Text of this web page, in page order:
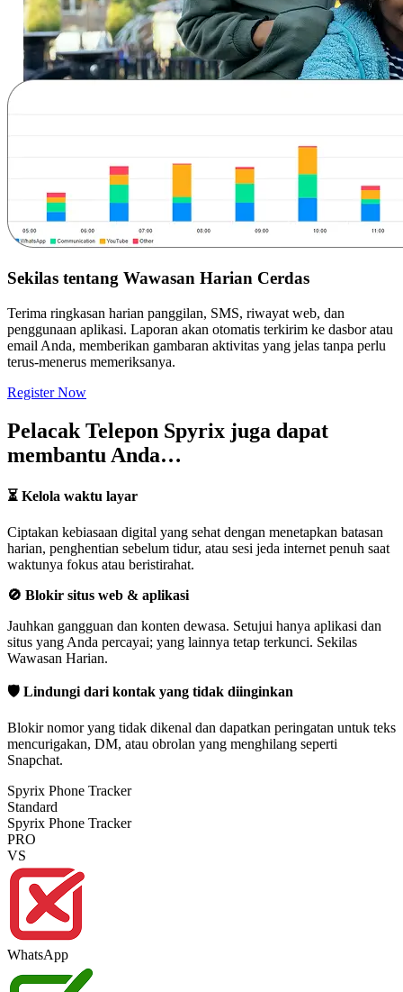
Sekilas tentang Wawasan Harian Cerdas
Terima ringkasan harian panggilan, SMS, riwayat web, dan
penggunaan aplikasi. Laporan akan otomatis terkirim ke dasbor atau
email Anda, memberikan gambaran aktivitas yang jelas tanpa perlu
terus-menerus memeriksanya.
Register Now
Pelacak Telepon Spyrix juga dapat
membantu Anda…
⏳ Kelola waktu layar
Ciptakan kebiasaan digital yang sehat dengan menetapkan batasan
harian, penghentian sebelum tidur, atau sesi jeda internet penuh saat
waktunya fokus atau beristirahat.
🚫 Blokir situs web & aplikasi
Jauhkan gangguan dan konten dewasa. Setujui hanya aplikasi dan
situs yang Anda percayai; yang lainnya tetap terkunci. Sekilas
Wawasan Harian.
🛡️ Lindungi dari kontak yang tidak diinginkan
Blokir nomor yang tidak dikenal dan dapatkan peringatan untuk teks
mencurigakan, DM, atau obrolan yang menghilang seperti
Snapchat.
Spyrix Phone Tracker
Standard
Spyrix Phone Tracker
PRO
VS
WhatsApp